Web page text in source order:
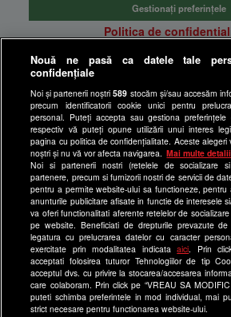
Gestionați preferințele
Politica de
Anunturi gratuite pe
Program Happy
Echipa editorială
Site-uri Antena Group
a1.ro
antenastars.ro
as.ro
catine.ro
chefi.ro
deparinti.ro
medicool.ro
Nouă ne pasă ca datele tale
confidențiale
Noi și partenerii noștri589 stocăm și/sau accesăm
precum identificatorii cookie unici pentru
personal. Puteți accepta sau gestiona
respectiv vă puteți opune utilizării unui interes
pagina cu politica de confidențialitate. Aceste alegeri
noștri și nu vă vor afecta navigarea.
Mai multe detalii
Noi si partenerii nostri (retelele de socializare
partenere, precum si furnizorii nostri de servicii de
pentru a permite website-ului sa functioneze, pentru
anunturile publicitare afisate in functie de interesele
va oferi functionalitati aferente retelelor de
pe website. Beneficiati de drepturile prevazute
legatura cu prelucrarea datelor cu caracter
exercitate prin modalitatea indicataaici . Prin
acceptati folosirea tuturor Tehnologiilor de tip
acceptul dvs. cu privire la stocarea/accesarea
care colaboram. Prin click pe “VREAU SA
puteti schimba preferintele in mod individual, mai
strict necesare pentru functionarea website-ului.